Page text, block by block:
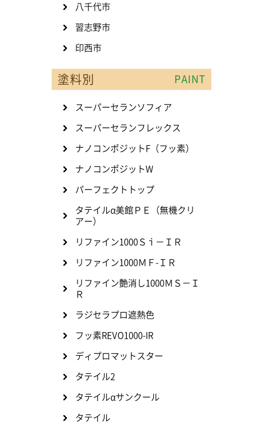
八千代市
習志野市
印西市
塗料別 PAINT
スーパーセランソフィア
スーパーセランフレックス
ナノコンポジットF（フッ素）
ナノコンポジットW
パーフェクトトップ
タテイルα美館ＰＥ（無機クリ
アー）
リファイン1000Ｓｉ－ＩＲ
リファイン1000ＭＦ-ＩＲ
リファイン艶消し1000ＭＳ－Ｉ
Ｒ
ラジセラプロ遮熱色
フッ素REVO1000-IR
ディプロマットスター
タテイル2
タテイルαサンクール
タテイル